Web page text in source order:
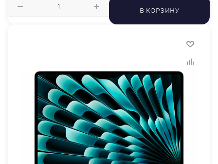
В КОРЗИНУ